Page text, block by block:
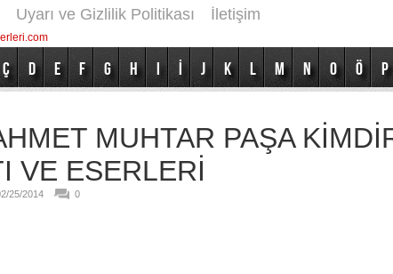
Uyarı ve Gizlilik Politikası İletişim
Ç D E F G H I İ J K L M N O Ö P
MUHTAR PAŞA
VE ESERLERİ
25/2014 0